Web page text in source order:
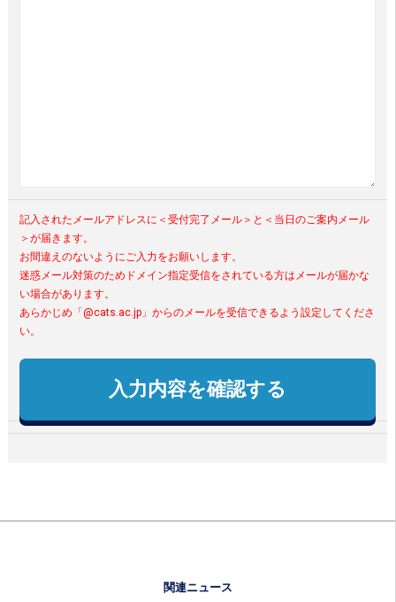
記入されたメールアドレスに＜受付完了メール＞と＜当日のご案内メール
＞が届きます。
お間違えのないようにご入力をお願いします。
迷惑メール対策のためドメイン指定受信をされている方はメールが届かな
い場合があります。
あらかじめ「@cats.ac.jp」からのメールを受信できるよう設定してくださ
い。
関連ニュース